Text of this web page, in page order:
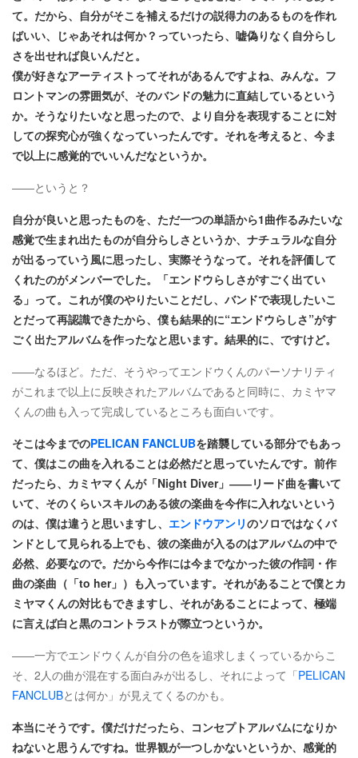
て。だから、自分がそこを補えるだけの説得力のあるものを作れ
ばいい、じゃあそれは何か？っていったら、嘘偽りなく自分らし
さを出せれば良いんだと。
僕が好きなアーティストってそれがあるんですよね、みんな。フ
ロントマンの雰囲気が、そのバンドの魅力に直結しているという
か。そうなりたいなと思ったので、より自分を表現することに対
しての探究心が強くなっていったんです。それを考えると、今ま
で以上に感覚的でいいんだなというか。
――というと？
自分が良いと思ったものを、ただ一つの単語から1曲作るみたいな
感覚で生まれ出たものが自分らしさというか、ナチュラルな自分
が出るっていう風に思ったし、実際そうなって。それを評価して
くれたのがメンバーでした。「エンドウらしさがすごく出てい
る」って。これが僕のやりたいことだし、バンドで表現したいこ
とだって再認識できたから、僕も結果的に“エンドウらしさ”がす
ごく出たアルバムを作ったなと思います。結果的に、ですけど。
――なるほど。ただ、そうやってエンドウくんのパーソナリティ
がこれまで以上に反映されたアルバムであると同時に、カミヤマ
くんの曲も入って完成しているところも面白いです。
そこは今までのPELICAN FANCLUBを踏襲している部分でもあっ
て、僕はこの曲を入れることは必然だと思っていたんです。前作
だったら、カミヤマくんが「Night Diver」――リード曲を書いて
いて、そのくらいスキルのある彼の楽曲を今作に入れないという
のは、僕は違うと思いますし、 エンドウアンリのソロではなくバ
ンドとして見られる上でも、彼の楽曲が入るのはアルバムの中で
必然、必要なので。だから今作には今までなかった彼の作詞・作
曲の楽曲（「to her」）も入っています。それがあることで僕とカ
ミヤマくんの対比もできますし、それがあることによって、極端
に言えば白と黒のコントラストが際立つというか。
――一方でエンドウくんが自分の色を追求しまくっているからこ
そ、2人の曲が混在する面白みが出るし、それによって「PELICAN
FANCLUBとは何か」が見えてくるのかも。
本当にそうです。僕だけだったら、コンセプトアルバムになりか
ねないと思うんですね。世界観が一つしかないというか、感覚的